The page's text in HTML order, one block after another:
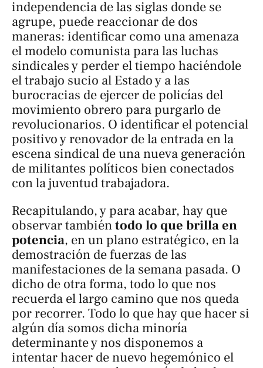
independencia de las siglas donde se
agrupe, puede reaccionar de dos
maneras: identificar como una amenaza
el modelo comunista para las luchas
sindicales y perder el tiempo haciéndole
el trabajo sucio al Estado y a las
burocracias de ejercer de policías del
movimiento obrero para purgarlo de
revolucionarios. O identificar el potencial
positivo y renovador de la entrada en la
escena sindical de una nueva generación
de militantes políticos bien conectados
con la juventud trabajadora.
Recapitulando, y para acabar, hay que
observar tambiéntodo lo que brilla en
potencia, en un plano estratégico, en la
demostración de fuerzas de las
manifestaciones de la semana pasada. O
dicho de otra forma, todo lo que nos
recuerda el largo camino que nos queda
por recorrer. Todo lo que hay que hacer si
algún día somos dicha minoría
determinante y nos disponemos a
intentar hacer de nuevo hegemónico el